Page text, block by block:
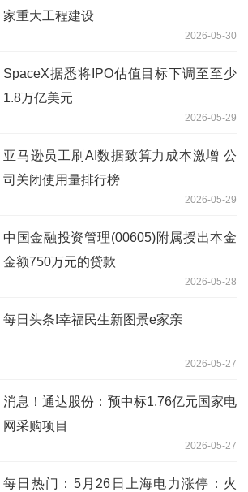
家重大工程建设
2026-05-30
SpaceX据悉将IPO估值目标下调至至少
1.8万亿美元
2026-05-29
亚马逊员工刷AI数据致算力成本激增 公
司关闭使用量排行榜
2026-05-29
中国金融投资管理(00605)附属授出本金
金额750万元的贷款
2026-05-28
每日头条!幸福民生新图景e家亲
2026-05-27
消息！通达股份：预中标1.76亿元国家电
网采购项目
2026-05-27
每日热门：5月26日上海电力涨停：火